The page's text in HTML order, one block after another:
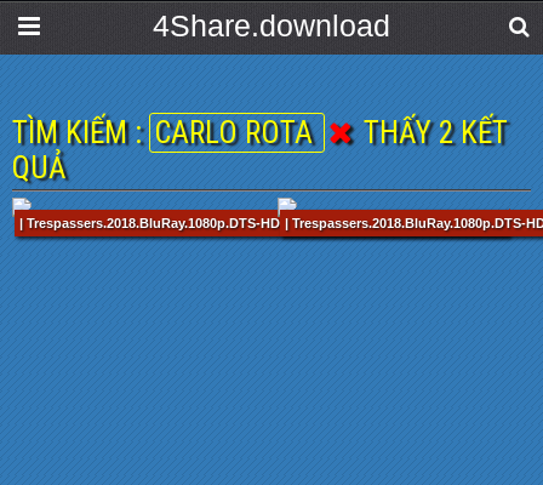
4Share.download
TÌM KIẾM : CARLO ROTA
THẤY 2 KẾT
QUẢ
| Trespassers.2018.BluRay.1080p.DTS-HDMA5.1.x265.10bit-CHD.mkv / 88 min
| Trespassers.2018.BluRay.1080p.DTS-